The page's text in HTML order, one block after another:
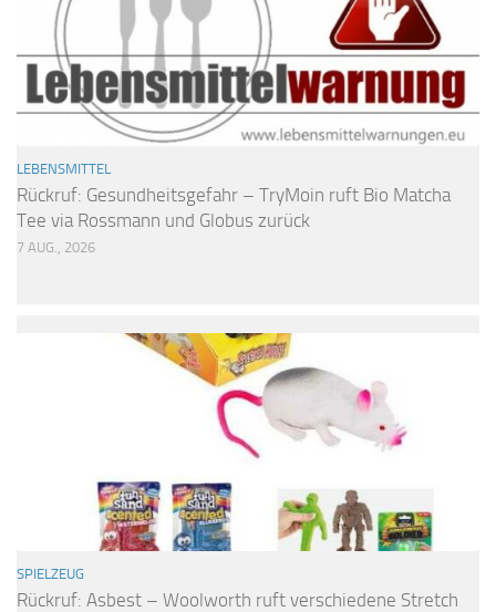
LEBENSMITTEL
Rückruf: Gesundheitsgefahr – TryMoin ruft Bio Matcha
Tee via Rossmann und Globus zurück
7 AUG., 2026
SPIELZEUG
Rückruf: Asbest – Woolworth ruft verschiedene Stretch